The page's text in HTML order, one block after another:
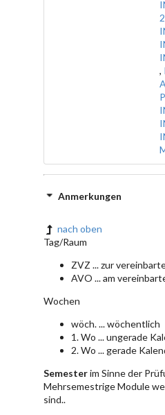
,
Anmerkungen
nach oben
Tag/Raum
ZVZ ... zur
AVO ... am
Wochen
wöch. ... wöchentlich
1. Wo ... ungerade
2. Wo ... gerade
Semesterim Sinne der
Mehrsemestrige Module
sind..